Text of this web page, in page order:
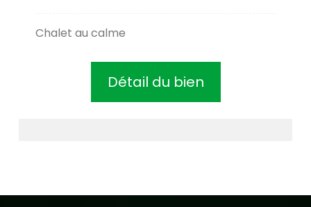
Chalet au calme
Détail du bien